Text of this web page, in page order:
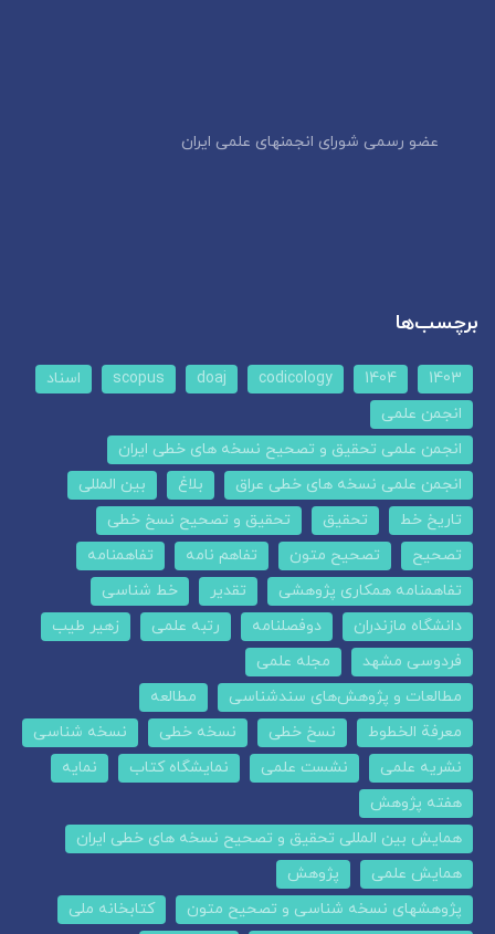
عضو رسمی شورای انجمنهای علمی ایران
برچسب‌ها
1403
1404
codicology
doaj
scopus
اسناد
انجمن علمی
انجمن علمی تحقیق و تصحیح نسخه های خطی ایران
انجمن علمی نسخه های خطی عراق
بلاغ
بین المللی
تاریخ خط
تحقیق
تحقیق و تصحیح نسخ خطی
تصحیح
تصحیح متون تفاهم نامه
تفاهمنامه
تفاهمنامه همکاری پژوهشی
تقدیر
خط شناسی
دانشگاه مازندران
دوفصلنامه رتبه علمی
زهیر طیب
فردوسی مشهد
مجله علمی
مطالعات و پژوهش‌های سندشناسی
مطالعه
معرفة الخطوط
نسخ خطی نسخه خطی
نسخه شناسی
نشریه علمی
نشست علمی نمایشگاه کتاب
نمایه
هفته پژوهش
همایش بین المللی تحقیق و تصحیح نسخه های خطی ایران
همایش علمی
پژوهش
پژوهشهای نسخه شناسی و تصحیح متون
کتابخانه ملی